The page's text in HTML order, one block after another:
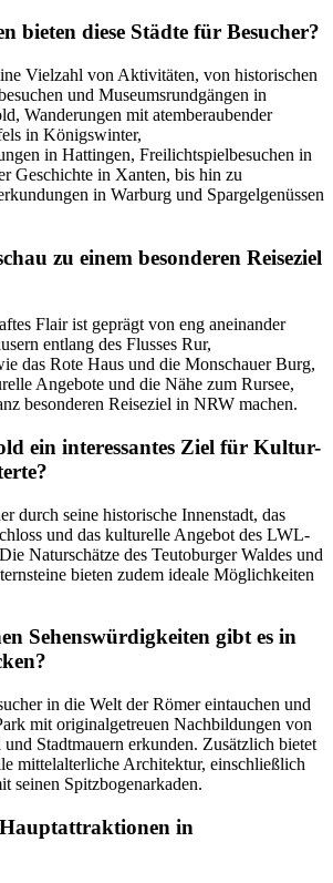
bieten diese Städte für Besucher?
Vielzahl von Aktivitäten, von historischen
und Museumsrundgängen in
Wanderungen mit atemberaubender
in Königswinter,
in Hattingen, Freilichtspielbesuchen in
Geschichte in Xanten, bis hin zu
in Warburg und Spargelgenüssen
zu einem besonderen Reiseziel
Flair ist geprägt von eng aneinander
entlang des Flusses Rur,
das Rote Haus und die Monschauer Burg,
Angebote und die Nähe zum Rursee,
besonderen Reiseziel in NRW machen.
ein interessantes Ziel für Kultur-
durch seine historische Innenstadt, das
und das kulturelle Angebot des LWL-
Naturschätze des Teutoburger Waldes und
bieten zudem ideale Möglichkeiten
Sehenswürdigkeiten gibt es in
in die Welt der Römer eintauchen und
mit originalgetreuen Nachbildungen von
Stadtmauern erkunden. Zusätzlich bietet
mittelalterliche Architektur, einschließlich
seinen Spitzbogenarkaden.
Hauptattraktionen in